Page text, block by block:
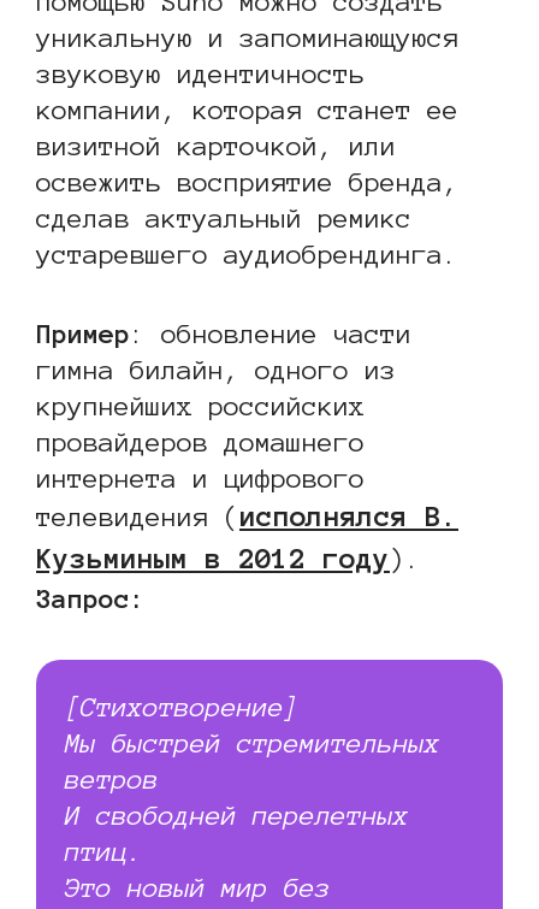
уникальную и запоминающуюся
звуковую идентичность
компании, которая станет ее
визитной карточкой, или
освежить восприятие бренда,
сделав актуальный ремикс
устаревшего аудиобрендинга.
Пример : обновление части
гимна билайн, одного из
крупнейших российских
провайдеров домашнего
интернета и цифрового
телевидения ( исполнялся В.
Кузьминым в 2012 году).
Запрос:
[Стихотворение]
Мы быстрей стремительных
ветров
И свободней перелетных
птиц.
Это новый мир без